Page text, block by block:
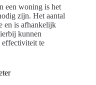
een woning is het
zijn. Het aantal
en is afhankelijk
kunnen
effectiviteit te